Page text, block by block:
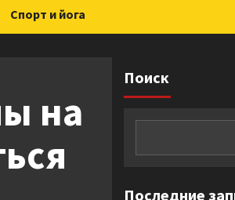
Спорт и йога
на
Поиск
Последние